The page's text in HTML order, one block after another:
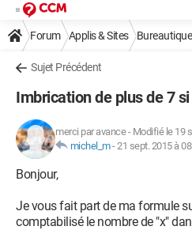
Forum Applis & Sites Bureautique
Sujet Précédent
Imbrication de plus de 7 si
merci par avance- Modifié le 19
michel_m-21 sept. 2015 à
Bonjour,
Je vous fait part de ma formule
comptabilisé le nombre de "x"